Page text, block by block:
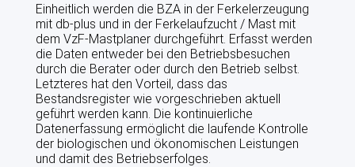
BETRIEBSZWEIGAUSWERTUNGEN
FÜTTERUNG
BAU UND KLIMA
RINDERMAST
PROJEKTE IN DER VZF GMBH
Einheitlich werden die BZA in der Ferkelerzeugung
mit db-plus und in der Ferkelaufzucht / Mast mit
dem VzF-Mastplaner durchgeführt. Erfasst werden
die Daten entweder bei den Betriebsbesuchen
durch die Berater oder durch den Betrieb selbst.
Letzteres hat den Vorteil, dass das
Bestandsregister wie vorgeschrieben aktuell
geführt werden kann. Die kontinuierliche
Datenerfassung ermöglicht die laufende Kontrolle
der biologischen und ökonomischen Leistungen
und damit des Betriebserfolges.